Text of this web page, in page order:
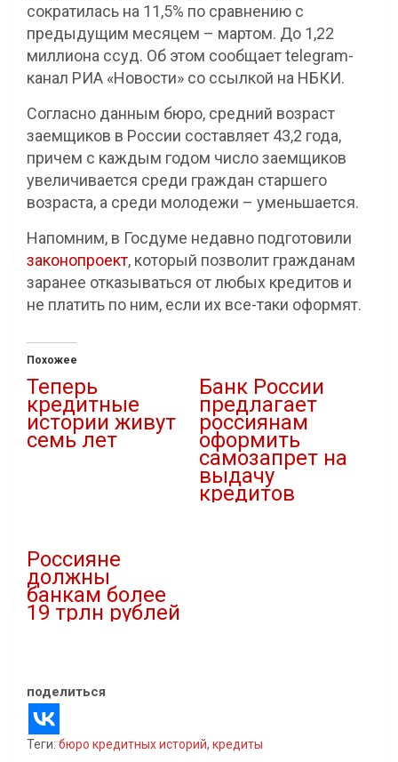
сократилась на 11,5% по сравнению с
предыдущим месяцем – мартом. До 1,22
миллиона ссуд. Об этом сообщает telegram-
канал РИА «Новости» со ссылкой на НБКИ.
Согласно данным бюро, средний возраст
заемщиков в России составляет 43,2 года,
причем с каждым годом число заемщиков
увеличивается среди граждан старшего
возраста, а среди молодежи – уменьшается.
Напомним, в Госдуме недавно подготовили
законопроект, который позволит гражданам
заранее отказываться от любых кредитов и
не платить по ним, если их все-таки оформят.
Похожее
Теперь
кредитные
истории живут
семь лет
Банк России
предлагает
россиянам
оформить
самозапрет на
выдачу
кредитов
Россияне
должны
банкам более
19 трлн рублей
поделиться
Теги: бюро кредитных историй, кредиты